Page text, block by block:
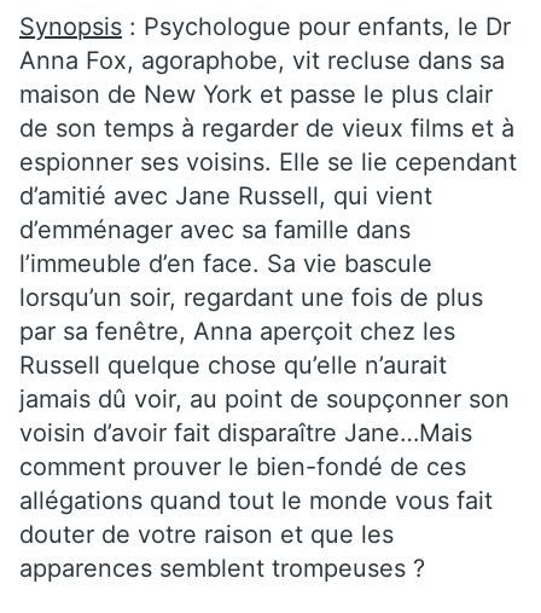
Synopsis : Psychologue pour enfants, le Dr
Anna Fox, agoraphobe, vit recluse dans sa
maison de New York et passe le plus clair
de son temps à regarder de vieux films et à
espionner ses voisins. Elle se lie cependant
d’amitié avec Jane Russell, qui vient
d’emménager avec sa famille dans
l’immeuble d’en face. Sa vie bascule
lorsqu’un soir, regardant une fois de plus
par sa fenêtre, Anna aperçoit chez les
Russell quelque chose qu’elle n’aurait
jamais dû voir, au point de soupçonner son
voisin d’avoir fait disparaître Jane…Mais
comment prouver le bien-fondé de ces
allégations quand tout le monde vous fait
douter de votre raison et que les
apparences semblent trompeuses ?